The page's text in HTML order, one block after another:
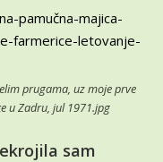
prugama, uz mojeprve
u Zadru, jul 1971.jpg
sam